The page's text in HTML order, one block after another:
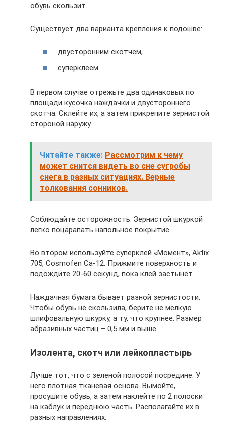
обувь скользит.
Существует два варианта крепления к подошве:
двусторонним скотчем,
суперклеем.
В первом случае отрежьте два одинаковых по
площади кусочка наждачки и двустороннего
скотча. Склейте их, а затем прикрепите зернистой
стороной наружу.
Читайте также: Рассмотрим к чему
может снится видеть во сне сугробы
снега в разных ситуациях. Верные
толкования сонников.
Соблюдайте осторожность. Зернистой шкуркой
легко поцарапать напольное покрытие.
Во втором используйте суперклей «Момент», Akfix
705, Cosmofen Ca-12. Прижмите поверхность и
подождите 20-60 секунд, пока клей застынет.
Наждачная бумага бывает разной зернистости.
Чтобы обувь не скользила, берите не мелкую
шлифовальную шкурку, а ту, что крупнее. Размер
абразивных частиц – 0,5 мм и выше.
Изолента, скотч или лейкопластырь
Лучше тот, что с зеленой полосой посредине. У
него плотная тканевая основа. Вымойте,
просушите обувь, а затем наклейте по 2 полоски
на каблук и переднюю часть. Располагайте их в
разных направлениях.